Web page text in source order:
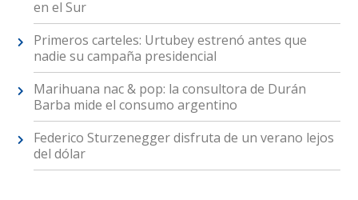
en el Sur
Primeros carteles: Urtubey estrenó antes que
nadie su campaña presidencial
Marihuana nac & pop: la consultora de Durán
Barba mide el consumo argentino
Federico Sturzenegger disfruta de un verano lejos
del dólar